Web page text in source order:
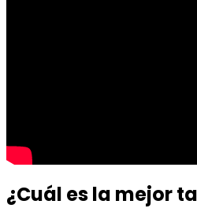
¿Cuál es la mejor